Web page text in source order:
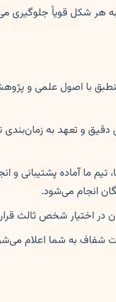
شکل قویاً جلوگیری
با اصول علمی و
و تعهد به زمان‌بندی
ما آماده پشتیبانی و
انجام می‌شود.
در اختیار شخص ثالث
شفاف به شما اعلام